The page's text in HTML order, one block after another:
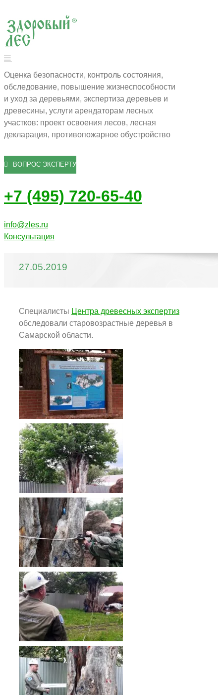
Оценка безопасности, контроль состояния,
обследование, повышение жизнеспособности
и уход за деревьями, экспертиза деревьев и
древесины, услуги арендаторам лесных
участков: проект освоения лесов, лесная
декларация, противопожарное обустройство
ВОПРОС ЭКСПЕРТУ
+7 (495) 720-65-40
info@zles.ru
Консультация
27.05.2019
Специалисты Центра древесных экспертиз
обследовали старовозрастные деревья в
Самарской области.